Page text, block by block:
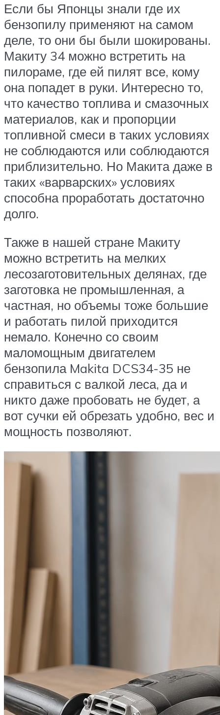
Если бы Японцы знали где их
бензопилу применяют на самом
деле, то они бы были шокированы.
Макиту 34 можно встретить на
пилораме, где ей пилят все, кому
она попадет в руки. Интересно то,
что качество топлива и смазочных
материалов, как и пропорции
топливной смеси в таких условиях
не соблюдаются или соблюдаются
приблизительно. Но Макита даже в
таких «варварских» условиях
способна проработать достаточно
долго.
Также в нашей стране Макиту
можно встретить на мелких
лесозаготовительных делянах, где
заготовка не промышленная, а
частная, но объемы тоже большие
и работать пилой приходится
немало. Конечно со своим
маломощным двигателем
бензопила Makita DCS34-35 не
справиться с валкой леса, да и
никто даже пробовать не будет, а
вот сучки ей обрезать удобно, вес и
мощность позволяют.